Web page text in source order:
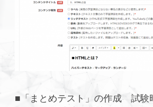
■「まとめテスト」の作成 試験